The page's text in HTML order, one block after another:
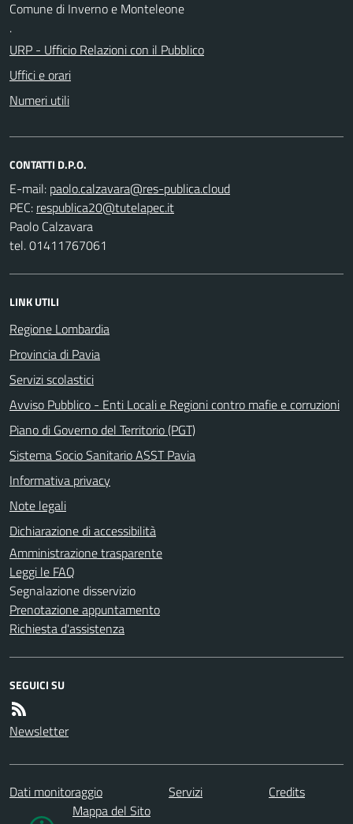
Comune di Inverno e Monteleone
.
URP - Ufficio Relazioni con il Pubblico
Uffici e orari
Numeri utili
CONTATTI D.P.O.
E-mail:
PEC:
Paolo Calzavara
tel. 01411767061
LINK UTILI
Regione Lombardia
Provincia di Pavia
Servizi scolastici
Avviso Pubblico - Enti Locali e Regioni contro mafie e corruzioni
Piano di Governo del Territorio (PGT)
Sistema Socio Sanitario ASST Pavia
Informativa privacy
Note legali
Dichiarazione di accessibilità
Amministrazione trasparente
Leggi le FAQ
Segnalazione disservizio
Prenotazione appuntamento
Richiesta d'assistenza
SEGUICI SU
Newsletter
Dati monitoraggio Servizi
Credits
Mappa del Sito